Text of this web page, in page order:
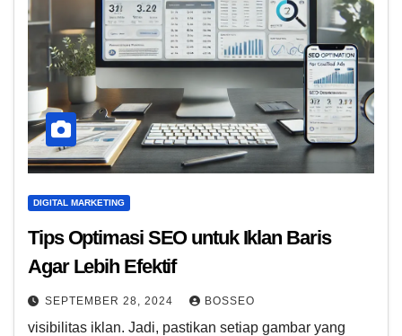
DIGITAL MARKETING
Tips Optimasi SEO untuk Iklan Baris
Agar Lebih Efektif
SEPTEMBER 28, 2024 BOSSEO
visibilitas iklan. Jadi, pastikan setiap gambar yang